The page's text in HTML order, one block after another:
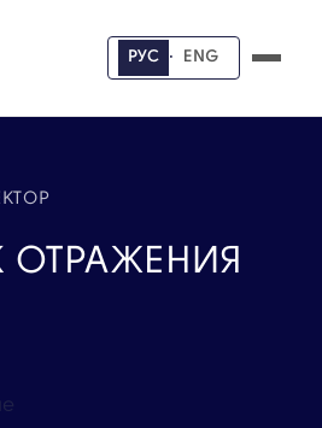
РУС · ENG
ОТРАЖЕНИЯ